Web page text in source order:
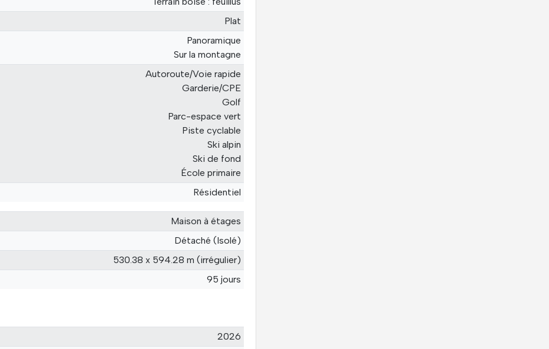
Plat
Panoramique
Sur la montagne
Autoroute/Voie rapide
Garderie/CPE
Golf
Parc-espace vert
Piste cyclable
Ski alpin
Ski de fond
École primaire
Résidentiel
Maison à étages
Détaché (Isolé)
530.38 x 594.28 m (irrégulier)
95 jours
2026